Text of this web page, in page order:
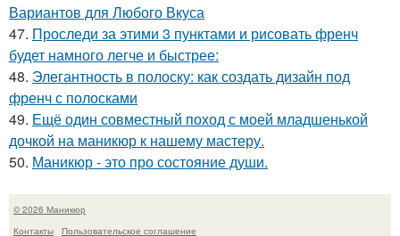
Вариантов для Любого Вкуса
47. Проследи за этими 3 пунктами и рисовать френч
будет намного легче и быстрее:
48. Элегантность в полоску: как создать дизайн под
френч с полосками
49. Ещё один совместный поход с моей младшенькой
дочкой на маникюр к нашему мастеру.
50. Маникюр - это про состояние души.
© 2026 Маникюр
Контакты
Пользовательское соглашение